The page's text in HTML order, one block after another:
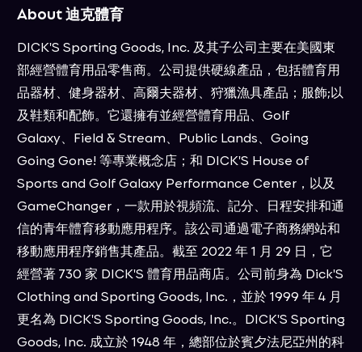
About 迪克體育
DICK'S Sporting Goods, Inc. 及其子公司主要在美國東
部經營體育用品零售商。公司提供硬線產品，包括體育用
品器材、健身器材、高爾夫器材、狩獵漁具產品；服飾;以
及鞋類和配飾。它還擁有並經營體育用品、Golf
Galaxy、Field & Stream、Public Lands、Going
Going Gone! 等專業概念店；和 DICK'S House of
Sports and Golf Galaxy Performance Center，以及
GameChanger，一款用於視頻流、記分、日程安排和通
信的青年體育移動應用程序。該公司通過電子商務網站和
移動應用程序銷售其產品。截至 2022 年 1 月 29 日，它
經營著 730 家 DICK'S 體育用品商店。公司前身為 Dick'S
Clothing and Sporting Goods, Inc.，並於 1999 年 4 月
更名為 DICK'S Sporting Goods, Inc.。DICK'S Sporting
Goods, Inc. 成立於 1948 年，總部位於賓夕法尼亞州的科